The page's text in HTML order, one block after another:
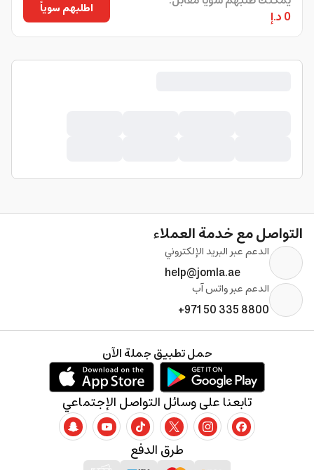
0 د.إ
اطلبهم سوياً
التواصل مع خدمة العملاء
الدعم عبر البريد الإلكتروني
help@jomla.ae
الدعم عبر واتس آب
+971 50 335 8800
طرق الدفع
تابعنا على وسائل التواصل الإجتماعي
حمل تطبيق جملة الآن